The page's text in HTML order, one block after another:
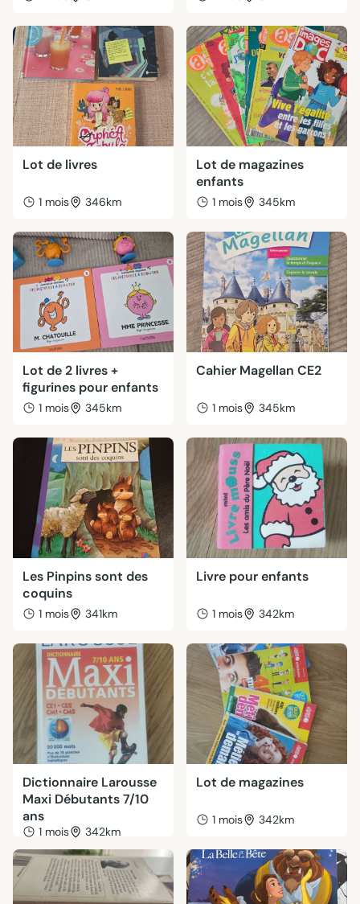
Lot de livres
1 mois 346km
Lot de magazines
enfants
1 mois 345km
Lot de 2 livres +
figurines pour enfants
1 mois 345km
Cahier Magellan CE2
1 mois 345km
Les Pinpins sont des
coquins
1 mois 341km
Livre pour enfants
1 mois 342km
Dictionnaire Larousse
Maxi Débutants 7/10
ans
1 mois 342km
Lot de magazines
1 mois 342km